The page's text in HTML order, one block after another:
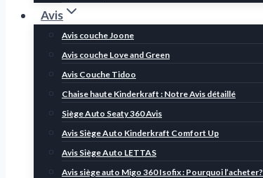
Avis
Avis couche Joone
Avis couche Love and Green
Avis Couche Tidoo
Chaise haute Kinderkraft : Notre Avis détaillé
Siège Auto Seaty 360 Avis
Avis Siège Auto Kinderkraft Comfort Up
Avis Siège Auto LETTAS
Avis siège auto Migo 360 Isofix : Pourquoi l’acheter?